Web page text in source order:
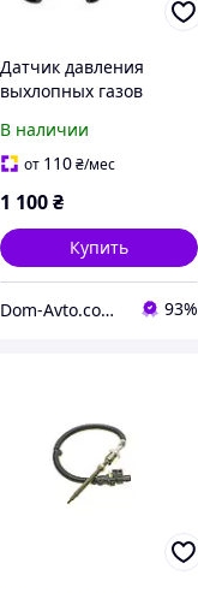
Датчик давления
выхлопных газов
W204 W211 W212 W221
W245 Sprinter 906 Viano
В наличии
от 110 ₴/мес
1 100 ₴
Купить
Dom-Avto.com.ua - Запчастини та аксесуари за вигідною ціною 93%